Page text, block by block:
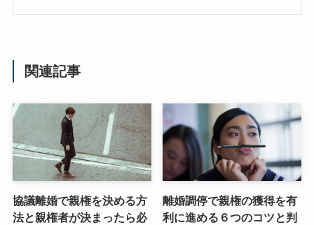
関連記事
協議離婚で親権を決める方
法と親権者が決まったら必
離婚調停で親権の獲得を有
利に進める６つのコツと判